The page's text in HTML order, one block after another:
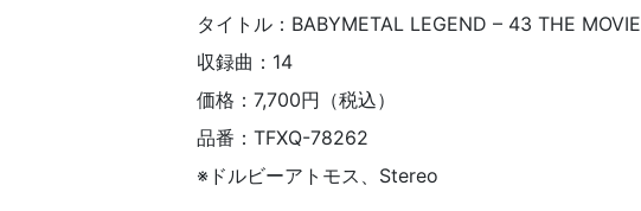
タイトル：BABYMETAL LEGEND – 43 THE MOVIE
収録曲：14
価格：7,700円（税込）
品番：TFXQ-78262
※ドルビーアトモス、Stereo